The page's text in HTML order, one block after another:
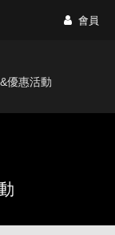
會員
優惠活動